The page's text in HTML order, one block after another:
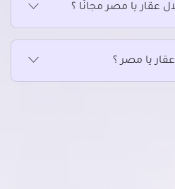
عقار يا مصر مجانًا ؟
يا مصر ؟